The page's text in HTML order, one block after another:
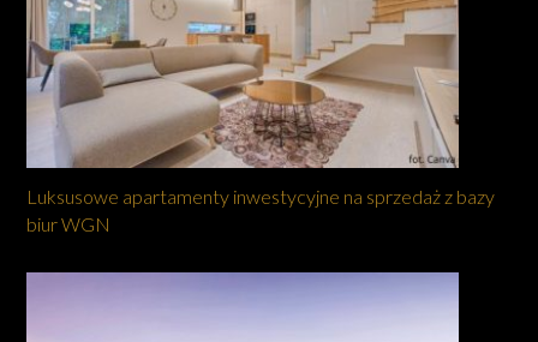
Luksusowe apartamenty inwestycyjne na sprzedaż z bazy
biur WGN